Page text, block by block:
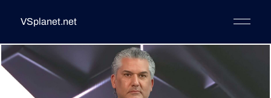
VSplanet.net